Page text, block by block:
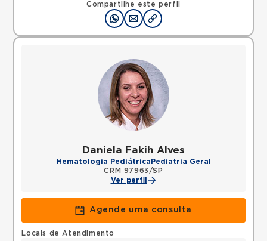
Compartilhe este perfil
Daniela Fakih Alves
Hematologia Pediátrica Pediatria Geral
CRM 97963/SP
Ver perfil
Agende uma consulta
Locais de Atendimento